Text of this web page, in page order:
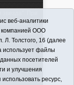
77-66066
по
веб-аналитики
компанией ООО
Л. Толстого, 16 (далее
использует файлы
посетителей
и улучшения
ресурс,